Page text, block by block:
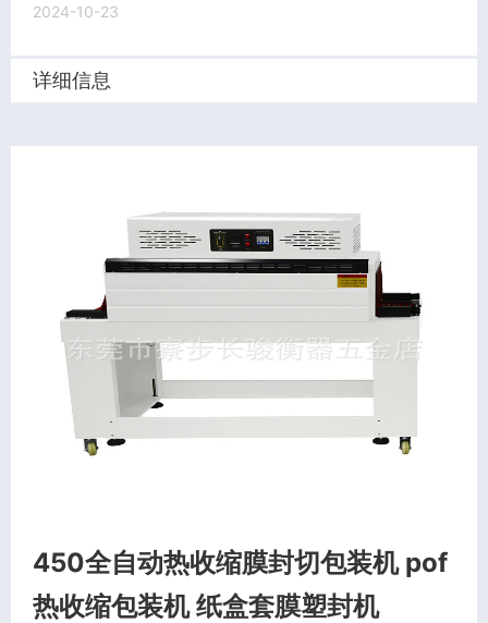
2024-10-23
详细信息
450全自动热收缩膜封切包装机 pof
热收缩包装机 纸盒套膜塑封机